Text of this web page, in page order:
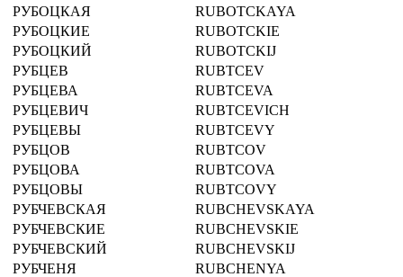
РУБОЦКАЯ
RUBOTCKAYA
РУБОЦКИЕ
RUBOTCKIE
РУБОЦКИЙ
RUBOTCKIJ
РУБЦЕВ
RUBTCEV
РУБЦЕВА
RUBTCEVA
РУБЦЕВИЧ
RUBTCEVICH
РУБЦЕВЫ
RUBTCEVY
РУБЦОВ
RUBTCOV
РУБЦОВА
RUBTCOVA
РУБЦОВЫ
RUBTCOVY
РУБЧЕВСКАЯ
RUBCHEVSKAYA
РУБЧЕВСКИЕ
RUBCHEVSKIE
РУБЧЕВСКИЙ
RUBCHEVSKIJ
РУБЧЕНЯ
RUBCHENYA